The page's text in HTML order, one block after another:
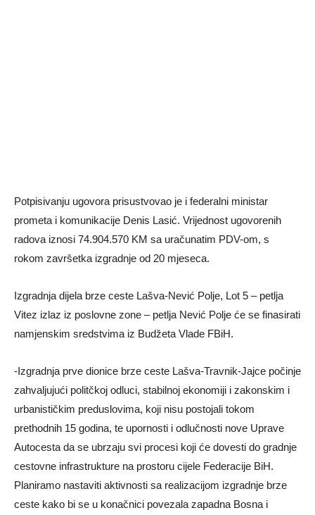
Potpisivanju ugovora prisustvovao je i federalni ministar
prometa i komunikacije Denis Lasić. Vrijednost ugovorenih
radova iznosi 74.904.570 KM sa uračunatim PDV-om, s
rokom završetka izgradnje od 20 mjeseca.
Izgradnja dijela brze ceste Lašva-Nević Polje, Lot 5 – petlja
Vitez izlaz iz poslovne zone – petlja Nević Polje će se finasirati
namjenskim sredstvima iz Budžeta Vlade FBiH.
-Izgradnja prve dionice brze ceste Lašva-Travnik-Jajce počinje
zahvaljujući politčkoj odluci, stabilnoj ekonomiji i zakonskim i
urbanističkim preduslovima, koji nisu postojali tokom
prethodnih 15 godina, te upornosti i odlučnosti nove Uprave
Autocesta da se ubrzaju svi procesi koji će dovesti do gradnje
cestovne infrastrukture na prostoru cijele Federacije BiH.
Planiramo nastaviti aktivnosti sa realizacijom izgradnje brze
ceste kako bi se u konačnici povezala zapadna Bosna i